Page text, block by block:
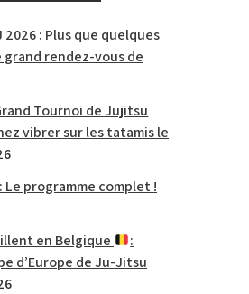
2026 : Plus que quelques
grand rendez-vous de
Tournoi de Jujitsu
vibrer sur les tatamis le
Le programme complet !
en Belgique
:
d’Europe de Ju-Jitsu